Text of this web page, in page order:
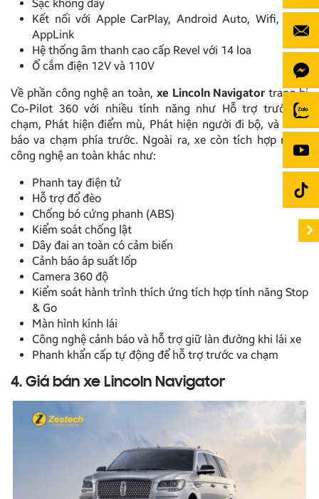
Sạc không dây
Kết nối với Apple CarPlay, Android Auto, Wifi, USB,
AppLink
Hệ thống âm thanh cao cấp Revel với 14 loa
Ổ cắm điện 12V và 110V
Về phần công nghệ an toàn, xe Lincoln Navigator trang bị
Co-Pilot 360 với nhiều tính năng như Hỗ trợ trước va
chạm, Phát hiện điểm mù, Phát hiện người đi bộ, và Cảnh
báo va chạm phía trước. Ngoài ra, xe còn tích hợp nhiều
công nghệ an toàn khác như:
Phanh tay điện tử
Hỗ trợ đổ đèo
Chống bó cứng phanh (ABS)
Kiểm soát chống lật
Dây đai an toàn có cảm biến
Cảnh báo áp suất lốp
Camera 360 độ
Kiểm soát hành trình thích ứng tích hợp tính năng Stop
& Go
Màn hình kính lái
Công nghệ cảnh báo và hỗ trợ giữ làn đường khi lái xe
Phanh khẩn cấp tự động để hỗ trợ trước va chạm
4. Giá bán xe Lincoln Navigator